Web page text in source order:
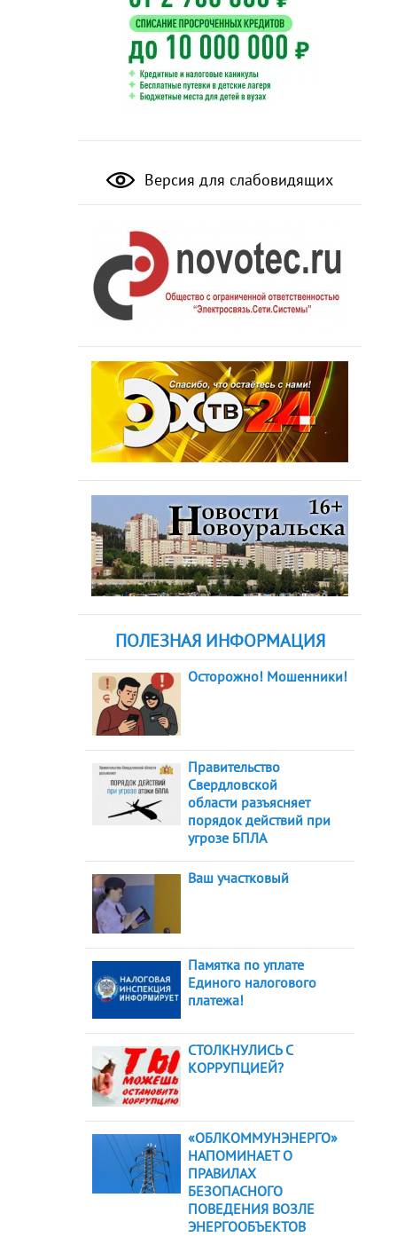
Версия для слабовидящих
ПОЛЕЗНАЯ ИНФОРМАЦИЯ
Осторожно! Мошенники!
Правительство
Свердловской
области разъясняет
порядок действий при
угрозе БПЛА
Ваш участковый
Памятка по уплате
Единого налогового
платежа!
СТОЛКНУЛИСЬ С
КОРРУПЦИЕЙ?
«ОБЛКОММУНЭНЕРГО»
НАПОМИНАЕТ О
ПРАВИЛАХ
БЕЗОПАСНОГО
ПОВЕДЕНИЯ ВОЗЛЕ
ЭНЕРГООБЪЕКТОВ